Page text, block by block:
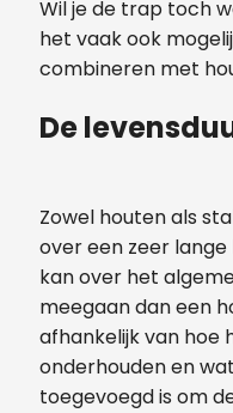
Wil je de trap toch
het vaak ook
combineren met
De
Zowel houten als
over een zeer
kan over het
meegaan dan een
afhankelijk van hoe
onderhouden en
toegevoegd is om